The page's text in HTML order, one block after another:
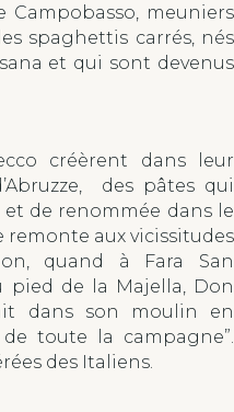
Campobasso, meuniers
spaghettis carrés, nés
et qui sont devenus
créèrent dans leur
des pâtes qui
de renommée dans le
aux vicissitudes
quand à Fara San
de la Majella, Don
dans son moulin en
toute la campagne”.
des Italiens.